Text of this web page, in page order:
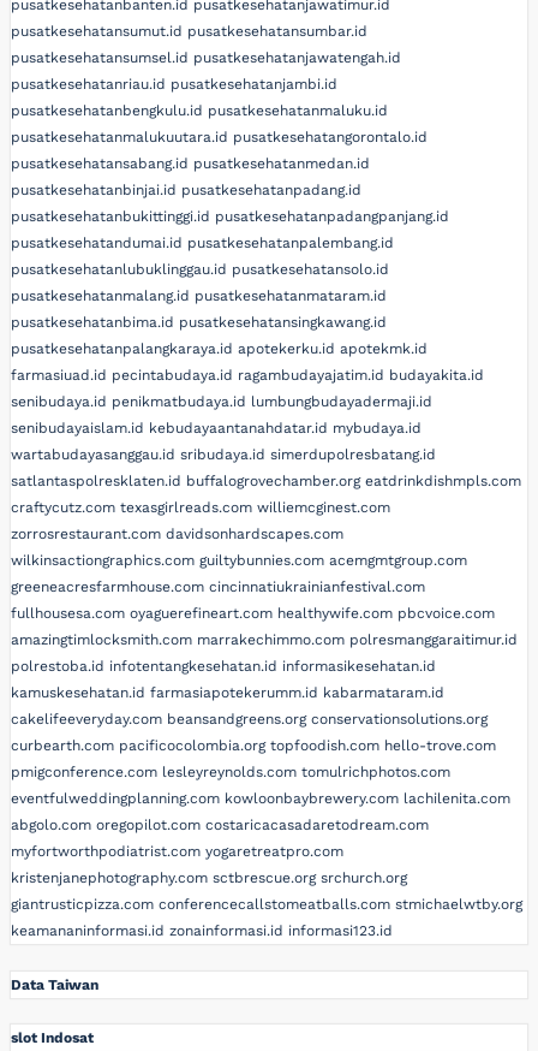
pusatkesehatanbanten.id pusatkesehatanjawatimur.id
pusatkesehatansumut.id pusatkesehatansumbar.id
pusatkesehatansumsel.id pusatkesehatanjawatengah.id
pusatkesehatanriau.id pusatkesehatanjambi.id
pusatkesehatanbengkulu.id pusatkesehatanmaluku.id
pusatkesehatanmalukuutara.id pusatkesehatangorontalo.id
pusatkesehatansabang.id pusatkesehatanmedan.id
pusatkesehatanbinjai.id pusatkesehatanpadang.id
pusatkesehatanbukittinggi.id pusatkesehatanpadangpanjang.id
pusatkesehatandumai.id pusatkesehatanpalembang.id
pusatkesehatanlubuklinggau.id pusatkesehatansolo.id
pusatkesehatanmalang.id pusatkesehatanmataram.id
pusatkesehatanbima.id pusatkesehatansingkawang.id
pusatkesehatanpalangkaraya.id apotekerku.id apotekmk.id
farmasiuad.id pecintabudaya.id ragambudayajatim.id budayakita.id
senibudaya.id penikmatbudaya.id lumbungbudayadermaji.id
senibudayaislam.id kebudayaantanahdatar.id mybudaya.id
wartabudayasanggau.id sribudaya.id simerdupolresbatang.id
satlantaspolresklaten.id buffalogrovechamber.org eatdrinkdishmpls.com
craftycutz.com texasgirlreads.com williemcginest.com
zorrosrestaurant.com davidsonhardscapes.com
wilkinsactiongraphics.com guiltybunnies.com acemgmtgroup.com
greeneacresfarmhouse.com cincinnatiukrainianfestival.com
fullhousesa.com oyaguerefineart.com healthywife.com pbcvoice.com
amazingtimlocksmith.com marrakechimmo.com polresmanggaraitimur.id
polrestoba.id infotentangkesehatan.id informasikesehatan.id
kamuskesehatan.id farmasiapotekerumm.id kabarmataram.id
cakelifeeveryday.com beansandgreens.org conservationsolutions.org
curbearth.com pacificocolombia.org topfoodish.com hello-trove.com
pmigconference.com lesleyreynolds.com tomulrichphotos.com
eventfulweddingplanning.com kowloonbaybrewery.com lachilenita.com
abgolo.com oregopilot.com costaricacasadaretodream.com
myfortworthpodiatrist.com yogaretreatpro.com
kristenjanephotography.com sctbrescue.org srchurch.org
giantrusticpizza.com conferencecallstomeatballs.com stmichaelwtby.org
keamananinformasi.id zonainformasi.id informasi123.id
Data Taiwan
slot Indosat